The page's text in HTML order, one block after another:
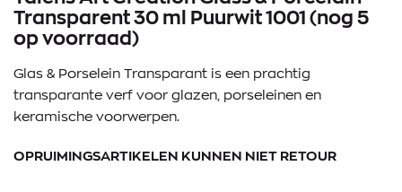
VERFSPULLEN
INSPIRATIE
ZAKELIJK
OVER ONS
Transparent 30 ml Puurwit 1001 (nog 5
op voorraad)
Glas & Porselein Transparant is een prachtig
transparante verf voor glazen, porseleinen en
keramische voorwerpen.
OPRUIMINGSARTIKELEN KUNNEN NIET RETOUR